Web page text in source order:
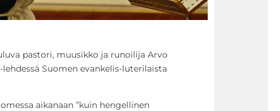
pastori, muusikko ja runoilija Arvo
Suomen evankelis-luterilaista
aikanaan ”kuin hengellinen